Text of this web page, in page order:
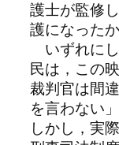
護士が監修
護になった
いずれに
民は，この
裁判官は間
を言わない
しかし，実